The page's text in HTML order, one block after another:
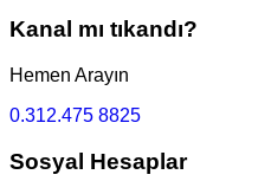
Kanal mı tıkandı?
Hemen Arayın
0.312.475 8825
Sosyal Hesaplar